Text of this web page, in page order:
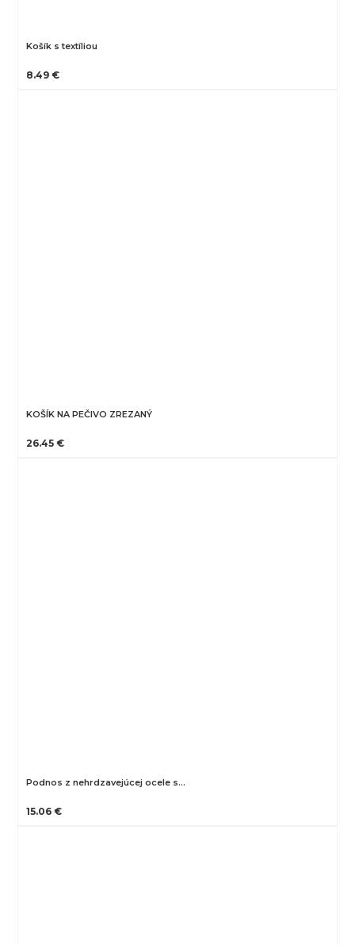
Košík s textíliou
8.49 €
KOŠÍK NA PEČIVO ZREZANÝ
26.45 €
Podnos z nehrdzavejúcej ocele s…
15.06 €